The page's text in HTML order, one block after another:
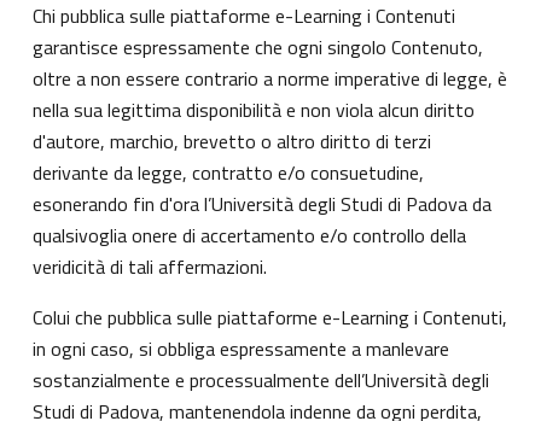
Chi pubblica sulle piattaforme e-Learning i Contenuti
garantisce espressamente che ogni singolo Contenuto,
oltre a non essere contrario a norme imperative di legge, è
nella sua legittima disponibilità e non viola alcun diritto
d'autore, marchio, brevetto o altro diritto di terzi
derivante da legge, contratto e/o consuetudine,
esonerando fin d'ora l’Università degli Studi di Padova da
qualsivoglia onere di accertamento e/o controllo della
veridicità di tali affermazioni.
Colui che pubblica sulle piattaforme e-Learning i Contenuti,
in ogni caso, si obbliga espressamente a manlevare
sostanzialmente e processualmente dell’Università degli
Studi di Padova, mantenendola indenne da ogni perdita,